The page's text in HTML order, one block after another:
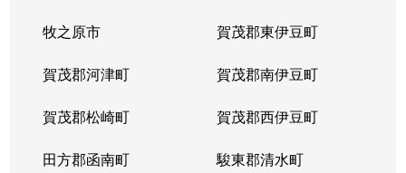
牧之原市 賀茂郡東伊豆町
賀茂郡河津町 賀茂郡南伊豆町
賀茂郡松崎町 賀茂郡西伊豆町
田方郡函南町 駿東郡清水町